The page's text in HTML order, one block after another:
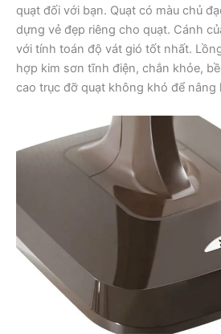
quạt đối với bạn. Quạt có màu chủ
dựng vẻ đẹp riêng cho quạt. Cánh
với tính toán độ vát gió tốt nhất.
hợp kim sơn tĩnh điện, chắn khỏe,
cao trục đỡ quạt không khó để nâng